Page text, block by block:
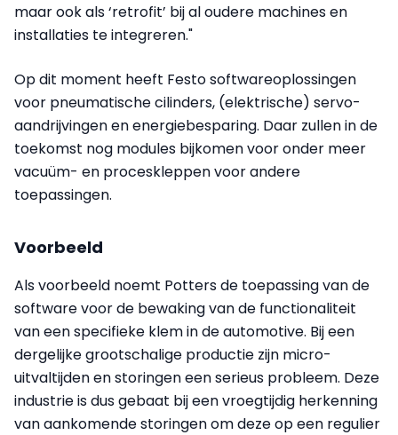
maar ook als ‘retrofit’ bij al oudere machines en
installaties te integreren."
Op dit moment heeft Festo softwareoplossingen
voor pneumatische cilinders, (elektrische) servo-
aandrijvingen en energiebesparing. Daar zullen in de
toekomst nog modules bijkomen voor onder meer
vacuüm- en proceskleppen voor andere
toepassingen.
Voorbeeld
Als voorbeeld noemt Potters de toepassing van de
software voor de bewaking van de functionaliteit
van een specifieke klem in de automotive. Bij een
dergelijke grootschalige productie zijn micro-
uitvaltijden en storingen een serieus probleem. Deze
industrie is dus gebaat bij een vroegtijdig herkenning
van aankomende storingen om deze op een regulier